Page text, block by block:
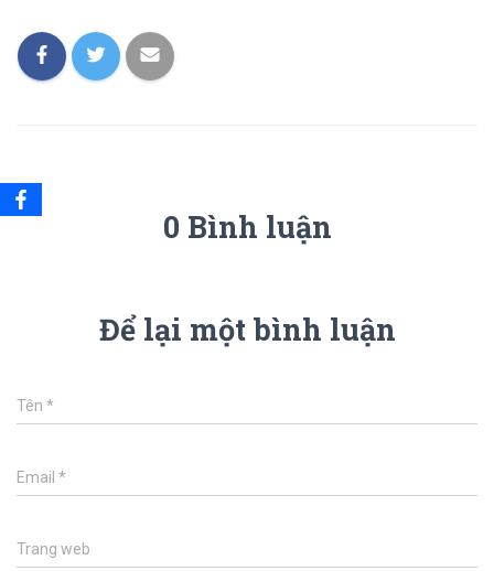
0 Bình luận
Để lại một bình luận
Tên *
Email *
Trang web